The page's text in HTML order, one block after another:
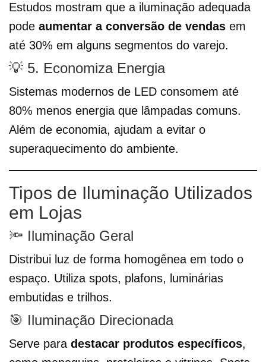
Estudos mostram que a iluminação adequada
pode aumentar a conversão de vendas em
até 30% em alguns segmentos do varejo.
💡 5. Economiza Energia
Sistemas modernos de LED consomem até
80% menos energia que lâmpadas comuns.
Além de economia, ajudam a evitar o
superaquecimento do ambiente.
Tipos de Iluminação Utilizados
em Lojas
🔦 Iluminação Geral
Distribui luz de forma homogênea em todo o
espaço. Utiliza spots, plafons, luminárias
embutidas e trilhos.
🎯 Iluminação Direcionada
Serve para destacar produtos específicos,